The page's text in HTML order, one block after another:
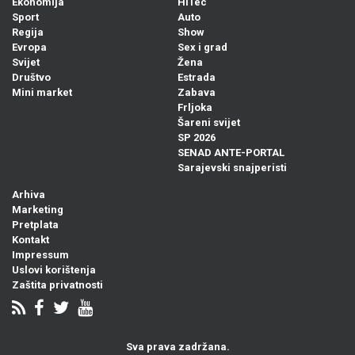
Sport
Regija
Evropa
Svijet
Društvo
Mini market
Auto
Show
Sex i grad
Žena
Estrada
Zabava
Frljoka
Šareni svijet
SP 2026
SENAD ANTE-PORTAL
Sarajevski snajperisti
Arhiva
Marketing
Pretplata
Kontakt
Impressum
Uslovi korištenja
Zaštita privatnosti
Sva prava zadržana.